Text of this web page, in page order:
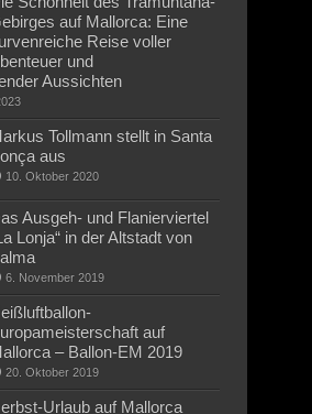
auf Mallorca: Eine
Reise voller
und
Aussichten
Tollmann stellt in Santa
aus
10. Oktober 2020
Ausgeh- und Flanierviertel
Lonja“ in der Altstadt von
6. November 2019
auf
– Ballon-EM 2019
20. Oktober 2019
Urlaub auf Mallorca